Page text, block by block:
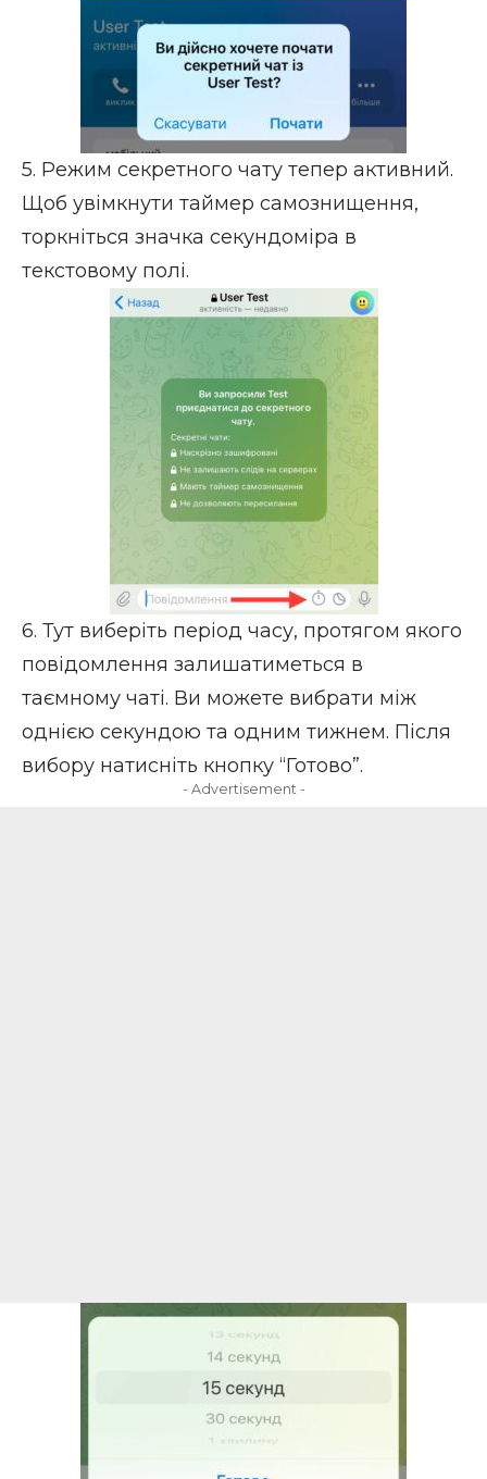
5. Режим секретного чату тепер активний.
Щоб увімкнути таймер самознищення,
торкніться значка секундоміра в
текстовому полі.
6. Тут виберіть період часу, протягом якого
повідомлення залишатиметься в
таємному чаті. Ви можете вибрати між
однією секундою та одним тижнем. Після
вибору натисніть кнопку “Готово”.
- Advertisement -